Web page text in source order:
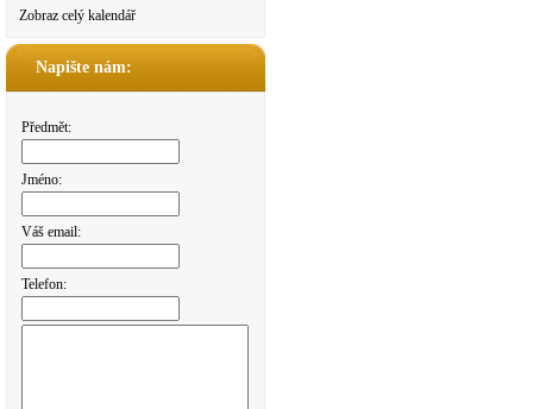
Zobraz celý kalendář
Napište nám:
Předmět:
Jméno:
Váš email:
Telefon: